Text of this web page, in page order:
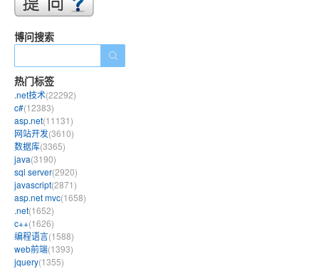
博问搜索
热门标签
.net技术(22292)
c#(12383)
asp.net(11131)
网站开发(3610)
数据库(3365)
java(3190)
sql server(2920)
javascript(2871)
asp.net mvc(1658)
.net(1652)
c++(1626)
编程语言(1588)
web前端(1393)
jquery(1355)